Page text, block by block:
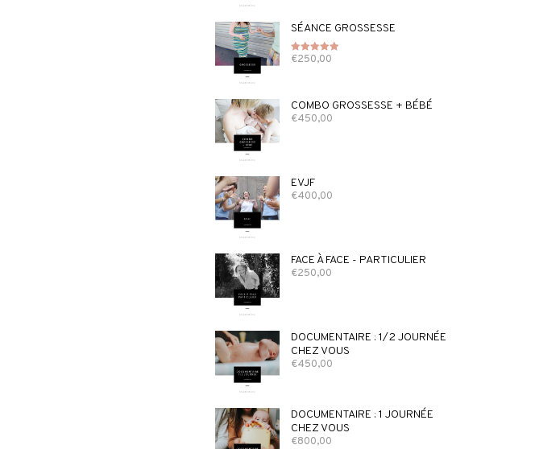
SÉANCE GROSSESSE
Note5.00
€250,00
COMBO GROSSESSE + BÉBÉ
€450,00
EVJF
€400,00
FACE À FACE - PARTICULIER
€250,00
DOCUMENTAIRE : 1/2 JOURNÉE
CHEZ VOUS
€450,00
DOCUMENTAIRE : 1 JOURNÉE
CHEZ VOUS
€800,00